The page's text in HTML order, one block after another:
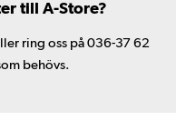
till A-Store?
ring oss på 036-37 62
behövs.